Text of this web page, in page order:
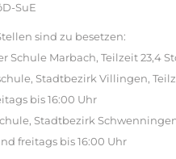
SuE
sind zu besetzen:
Schule Marbach, Teilzeit 23,4
Stadtbezirk Villingen,
bis 16:00 Uhr
Stadtbezirk
freitags bis 16:00 Uhr